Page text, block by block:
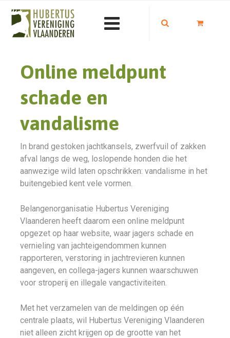
Online meldpunt
schade en
vandalisme
In brand gestoken jachtkansels, zwerfvuil of zakken
afval langs de weg, loslopende honden die het
aanwezige wild laten opschrikken: vandalisme in het
buitengebied kent vele vormen.
Belangenorganisatie Hubertus Vereniging
Vlaanderen heeft daarom een online meldpunt
opgezet op haar website, waar jagers schade en
vernieling van jachteigendommen kunnen
rapporteren, verstoring in jachtrevieren kunnen
aangeven, en collega-jagers kunnen waarschuwen
voor stroperij en illegale vangactiviteiten.
Met het verzamelen van de meldingen op één
centrale plaats, wil Hubertus Vereniging Vlaanderen
niet alleen zicht krijgen op de grootte van het